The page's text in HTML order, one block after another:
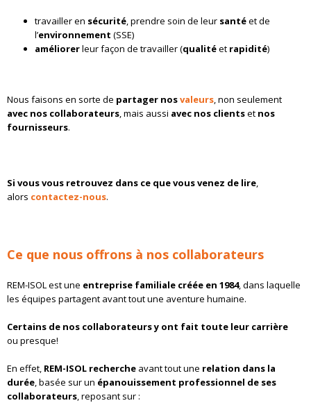
travailler en sécurité, prendre soin de leur santéet de
l’environnement (SSE)
améliorerleur façon de travailler (qualitéet rapidité)
Nous faisons en sorte de partager nosvaleurs, non seulement
avec nos collaborateurs, mais aussi avec nos clientset nos
fournisseurs.
Si vous vous retrouvez dans ce que vous venez de lire,
alors contactez-nous.
Ce que nous offrons à nos collaborateurs
REM-ISOL est une entreprise familiale créée en 1984, dans laquelle
les équipes partagent avant tout une aventure humaine.
Certains de nos collaborateurs y ont fait toute leur carrière
ou presque!
En effet, REM-ISOL recherche avant tout une relation dans la
durée , basée sur un épanouissement professionnel de ses
collaborateurs , reposant sur :